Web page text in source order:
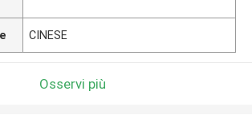
CINESE
Osservi più